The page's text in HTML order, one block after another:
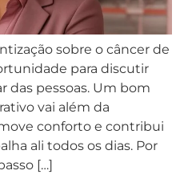
sobre o câncer de
para discutir
das pessoas. Um bom
vai além da
conforto e contribui
ali todos os dias. Por
[…]